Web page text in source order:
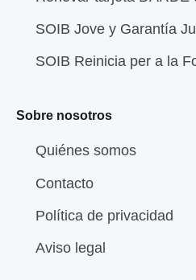
SOIB Jove y Garantía
SOIB Reinicia per a la
Sobre nosotros
Quiénes somos
Contacto
Política de privacidad
Aviso legal